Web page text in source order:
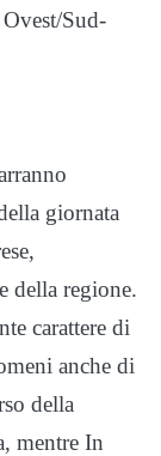
Sud-
giornata
della regione.
carattere di
anche di
della
mentre In